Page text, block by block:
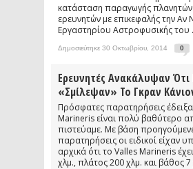
κατάσταση παραγωγής
ερευνητών με επικεφαλής την Αν
Εργαστηρίου Αστροφυσικής του
Δημοσιεύτηκε 30 Οκτωβρίου, 2014 0
Ερευνητές Ανακάλυψαν Ότι
«σμίλεψαν» Το Γκραν
Πρόσφατες παρατηρήσεις
Marineris είναι πολύ βαθύτερο
πιστεύαμε. Με βάση
παρατηρήσεις οι ειδικοί είχαν
αρχικά ότι το Valles Marineris
χλμ., πλάτος 200 χλμ. και βάθος 7